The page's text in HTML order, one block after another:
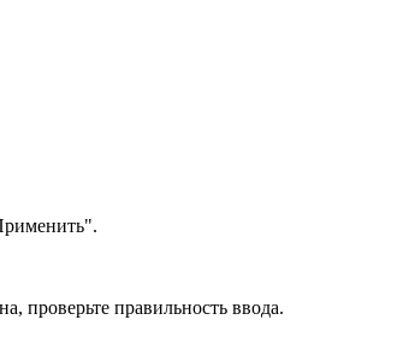
проверьте правильность ввода.